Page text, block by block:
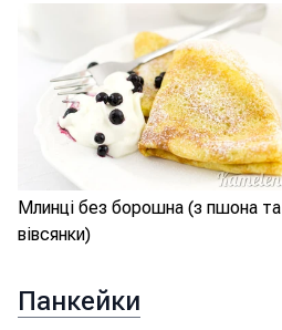
Млинці без борошна (з пшона та
вівсянки)
Панкейки